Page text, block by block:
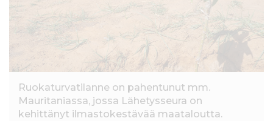
Ruokaturvatilanne on pahentunut mm.
Mauritaniassa, jossa Lähetysseura on
kehittänyt ilmastokestävää maataloutta.